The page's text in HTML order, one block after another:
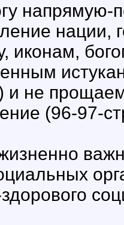
напрямую-
нации,
иконам,
и не
(96-97-